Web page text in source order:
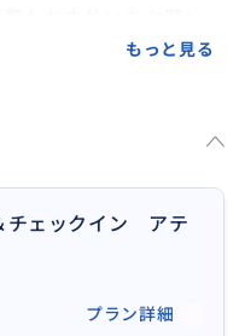
は追加料金 ＋3000円
円
もっと見る
チェックイン アテ
プラン詳細